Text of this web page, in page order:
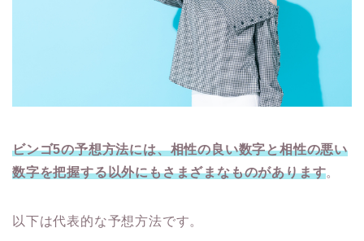
ビンゴ5の予想方法には、相性の良い数字と相性の悪い
数字を把握する以外にもさまざまなものがあります。
以下は代表的な予想方法です。